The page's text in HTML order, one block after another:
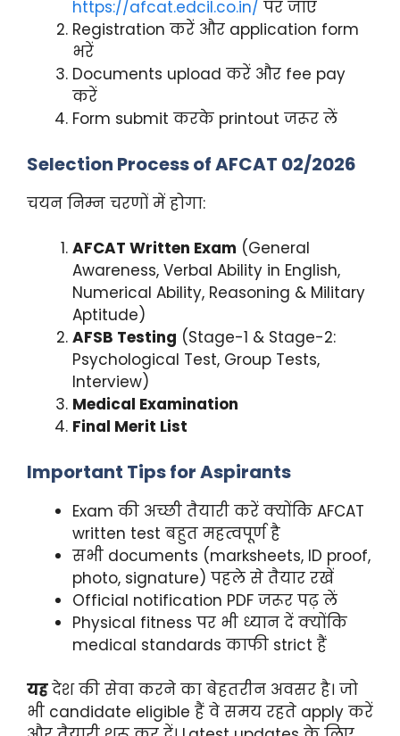
https://afcat.edcil.co.in/ पर जाएं
Registration करें और application form
भरें
Documents upload करें और fee pay
करें
Form submit करके printout जरूर लें
Selection Process of AFCAT 02/2026
चयन निम्न चरणों में होगा:
AFCAT Written Exam (General
Awareness, Verbal Ability in English,
Numerical Ability, Reasoning & Military
Aptitude)
AFSB Testing (Stage-1 & Stage-2:
Psychological Test, Group Tests,
Interview)
Medical Examination
Final Merit List
Important Tips for Aspirants
Exam की अच्छी तैयारी करें क्योंकि AFCAT
written test बहुत महत्वपूर्ण है
सभी documents (marksheets, ID proof,
photo, signature) पहले से तैयार रखें
Official notification PDF जरूर पढ़ लें
Physical fitness पर भी ध्यान दें क्योंकि
medical standards काफी strict हैं
यहदेश की सेवा करने का बेहतरीन अवसर है। जो
भी candidate eligible हैं वे समय रहते apply करें